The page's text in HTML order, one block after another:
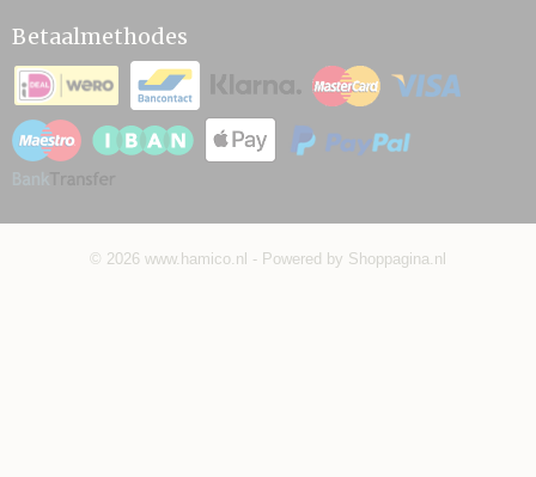
Betaalmethodes
© 2026 www.hamico.nl - Powered by Shoppagina.nl